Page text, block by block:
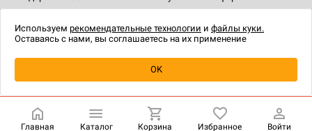
технологии.
Главная Каталог Корзина Избранное Войти
Используем рекомендательные технологии и файлы куки.
Оставаясь с нами, вы соглашаетесь на их применение
OK